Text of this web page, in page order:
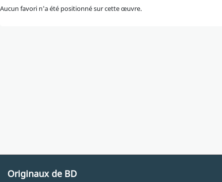
Aucun favori n'a été positionné sur cette œuvre.
Originaux de BD